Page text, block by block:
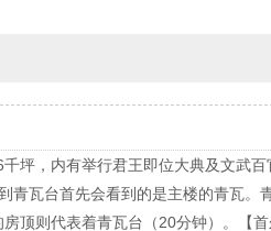
坪，内有举行君王即位大典及文武百
青瓦台首先会看到的是主楼的青瓦。
顶则代表着青瓦台（20分钟）。【